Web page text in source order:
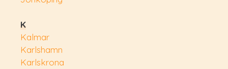
K
Kalmar
Karlshamn
Karlskrona